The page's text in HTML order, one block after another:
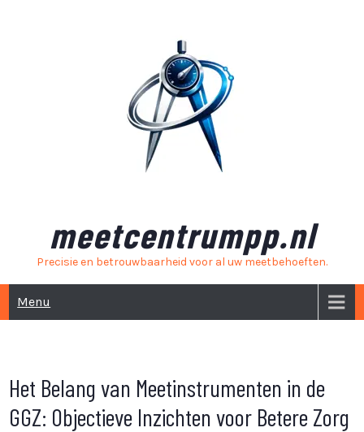
meetcentrumpp.nl
Precisie en betrouwbaarheid voor al uw meetbehoeften.
Menu
Het Belang van Meetinstrumenten in de
GGZ: Objectieve Inzichten voor Betere Zorg